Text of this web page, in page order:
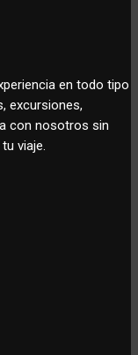
en todo tipo
excursiones,
con nosotros sin
viaje.